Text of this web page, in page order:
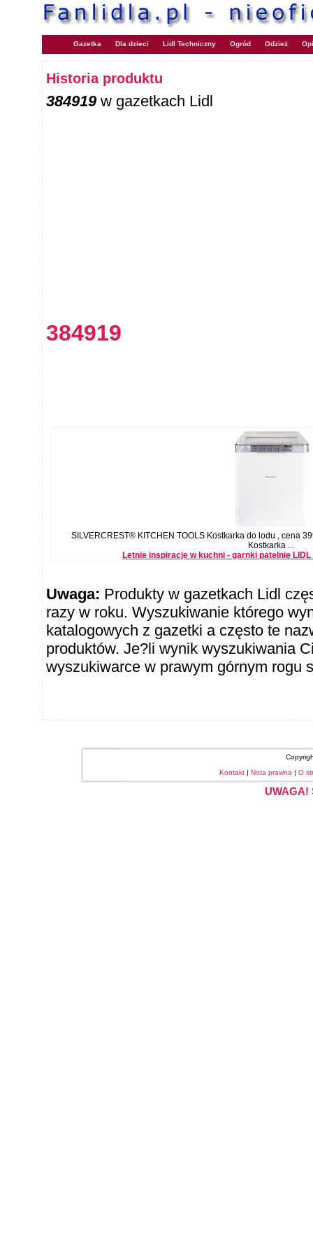
Gazetka Dla dzieci Lidl Techniczny Ogród Odzież
Historia produktu
384919w gazetkach Lidl
384919
SILVERCREST® KITCHEN TOOLS Kostkarka do lodu , cena
Kostkarka ...
Letnie inspiracje w kuchni - garnki patelnie
Uwaga: Produkty w gazetkach Lidl
razy w roku. Wyszukiwanie którego
katalogowych z gazetki a często te
produktów. Je?li wynik wyszukiwania
wyszukiwarce w prawym górnym rogu
Kontakt | Nota prawna | O
UWAGA!